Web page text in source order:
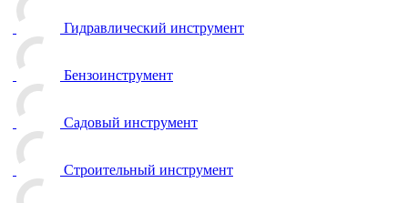
Гидравлический инструмент
Бензоинструмент
Садовый инструмент
Строительный инструмент